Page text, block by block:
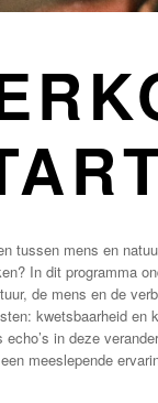
tussen mens en
In dit programma
de mens en de
kwetsbaarheid en
in deze
meeslepende